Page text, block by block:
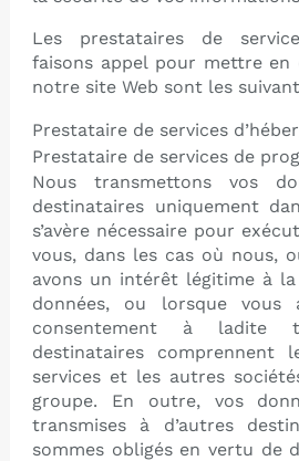
Les prestataires de
faisons appel pour mettre
notre site Web sont les
Prestataire de services
Prestataire de services de
Nous transmettons vos
destinataires uniquement
s’avère nécessaire pour
vous, dans les cas où nous,
avons un intérêt légitime à
données, ou lorsque vous
consentement à ladite
destinataires comprennent
services et les autres
groupe. En outre, vos
transmises à d’autres
sommes obligés en vertu de